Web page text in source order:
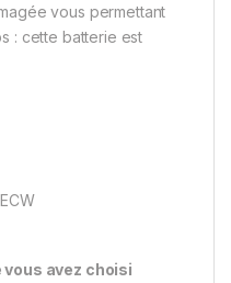
vous permettant
: cette batterie est
vous avez choisi